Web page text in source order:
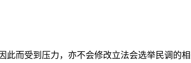
而受到压力，亦不会修改立法会选举民调的相